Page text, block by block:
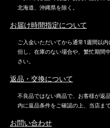
北海道、沖縄県を除く。
お届け時間指定について
ご入金いただいてから通常1週間以内
但し、在庫のない場合や、繁忙期間
さい。
返品・交換について
不良品ではない商品で、お客様が返
内に返品条件をご確認の上、当店ま
お問い合わせ